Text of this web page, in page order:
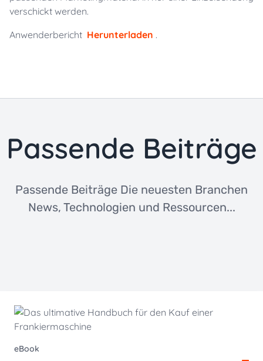
verschickt werden.
Anwenderbericht Herunterladen .
Passende Beiträge
Passende Beiträge Die neuesten Branchen
News, Technologien und Ressourcen...
eBook